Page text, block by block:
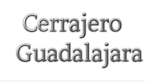
contenido